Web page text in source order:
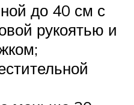
до 40 см с
рукоятью и